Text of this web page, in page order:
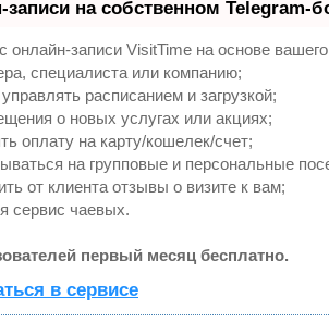
на собственном Telegram-
онлайн-записи VisitTime на основе
специалиста или компанию;
расписанием и загрузкой;
о новых услугах или акциях;
оплату на карту/кошелек/счет;
на групповые и персональные
от клиента отзывы о визите к вам;
сервис чаевых.
первый месяц бесплатно.
в сервисе